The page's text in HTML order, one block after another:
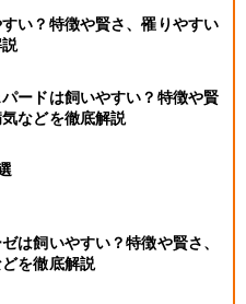
い？特徴や賢さ、罹りやすい
ードは飼いやすい？特徴や賢
などを徹底解説
は飼いやすい？特徴や賢さ、
を徹底解説